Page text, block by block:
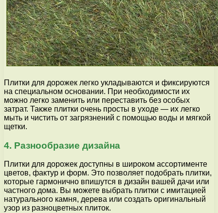
Плитки для дорожек легко укладываются и фиксируются
на специальном основании. При необходимости их
можно легко заменить или переставить без особых
затрат. Также плитки очень просты в уходе — их легко
мыть и чистить от загрязнений с помощью воды и мягкой
щетки.
4. Разнообразие дизайна
Плитки для дорожек доступны в широком ассортименте
цветов, фактур и форм. Это позволяет подобрать плитки,
которые гармонично впишутся в дизайн вашей дачи или
частного дома. Вы можете выбрать плитки с имитацией
натурального камня, дерева или создать оригинальный
узор из разноцветных плиток.